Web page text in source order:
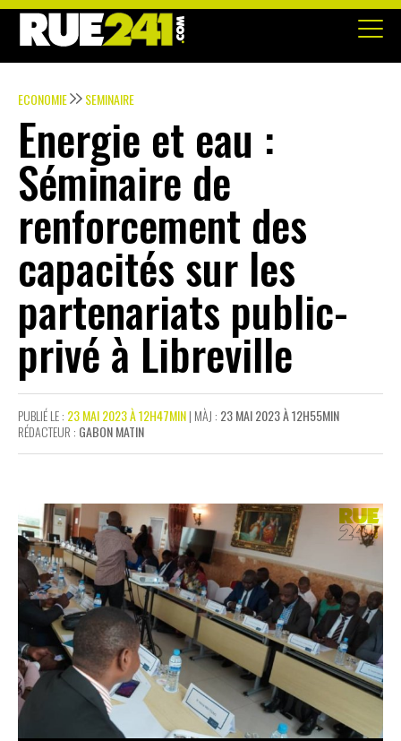
ECONOMIE SEMINAIRE
Energie et eau :
Séminaire de
renforcement des
capacités sur les
partenariats public-
privé à Libreville
PUBLIÉ LE : 23 MAI 2023 À 12H47MIN| MÀJ : 23 MAI 2023 À 12H55MIN
RÉDACTEUR : GABON MATIN